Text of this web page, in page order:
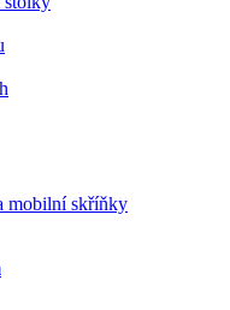
mobilní skříňky